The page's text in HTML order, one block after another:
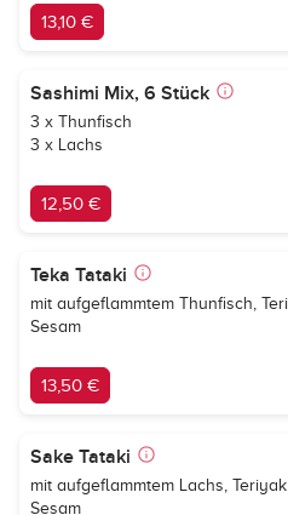
13,10 €
Sashimi Mix, 6 Stück
3 x Thunfisch
3 x Lachs
12,50 €
Teka Tataki
mit aufgeflammtem Thunfisch,
Sesam
13,50 €
Sake Tataki
mit aufgeflammtem Lachs,
Sesam